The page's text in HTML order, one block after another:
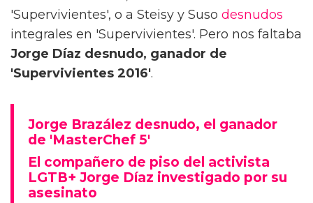
'Supervivientes', o a Steisy y Suso desnudos
integrales en 'Supervivientes'. Pero nos faltaba
Jorge Díaz desnudo, ganador de
'Supervivientes 2016'.
Jorge Brazález desnudo, el ganador
de 'MasterChef 5'
El compañero de piso del activista
LGTB+ Jorge Díaz investigado por su
asesinato